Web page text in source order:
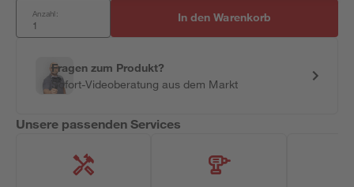
Anzahl: In den Warenkorb
Fragen zum Produkt?
Sofort-Videoberatung aus dem Markt
Unsere passenden Services